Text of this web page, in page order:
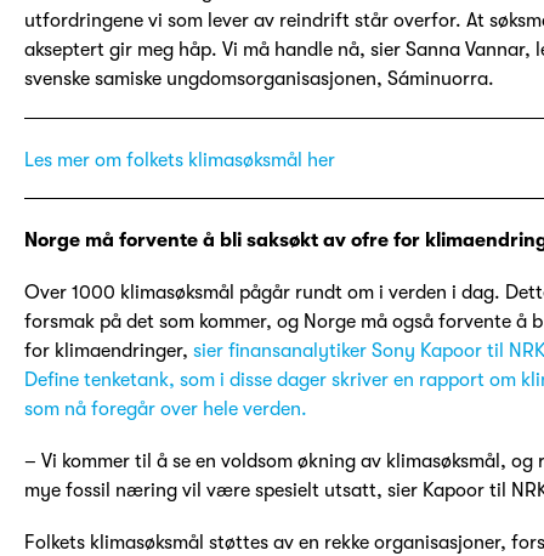
utfordringene vi som lever av reindrift står overfor. At
akseptert gir meg håp. Vi må handle nå, sier Sanna Vannar,
svenske samiske ungdomsorganisasjonen, Sáminuorra.
Les mer om folkets klimasøksmål her
Norge må forvente å bli saksøkt av ofre for
Over 1000 klimasøksmål pågår rundt om i verden i dag.
forsmak på det som kommer, og Norge må også forvente å
for klimaendringer, sier finansanalytiker Sony Kapoor til
Define tenketank, som i disse dager skriver en rapport om
som nå foregår over hele verden.
– Vi kommer til å se en voldsom økning av klimasøksmål, og
mye fossil næring vil være spesielt utsatt, sier Kapoor til
Folkets klimasøksmål støttes av en rekke organisasjoner,